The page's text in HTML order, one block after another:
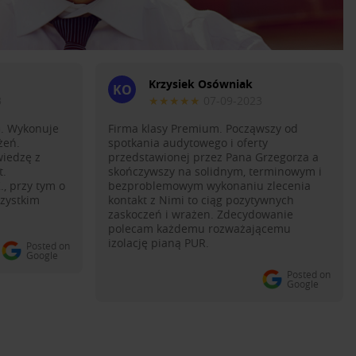
Wykonuje
z
przy tym o
Posted on
Google
KO
Krzysiek Osówniak
★★★★★
Firma klasy Premium. Począwszy od
spotkania audytowego i oferty
przedstawionej przez Pana Grzegorza a
skończywszy na solidnym, terminowym i
bezproblemowym wykonaniu zlecenia
kontakt z Nimi to ciąg pozytywnych
zaskoczeń i wrażen. Zdecydowanie
polecam każdemu rozważającemu
izolację pianą PUR.
Posted on
Google